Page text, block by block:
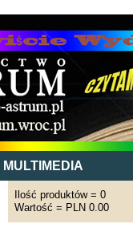
MULTIMEDIA
Ilość produktów = 0
Wartość = PLN 0.00